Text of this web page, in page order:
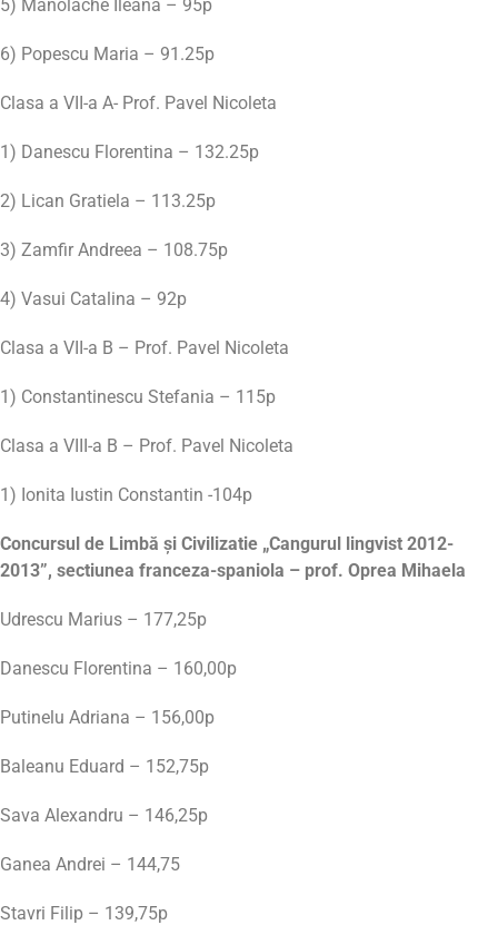
5) Manolache Ileana – 95p
6) Popescu Maria – 91.25p
Clasa a VII-a A- Prof. Pavel Nicoleta
1) Danescu Florentina – 132.25p
2) Lican Gratiela – 113.25p
3) Zamfir Andreea – 108.75p
4) Vasui Catalina – 92p
Clasa a VII-a B – Prof. Pavel Nicoleta
1) Constantinescu Stefania – 115p
Clasa a VIII-a B – Prof. Pavel Nicoleta
1) Ionita Iustin Constantin -104p
Concursul de Limbă şi Civilizatie „Cangurul lingvist 2012-
2013”, sectiunea franceza-spaniola – prof. Oprea Mihaela
Udrescu Marius – 177,25p
Danescu Florentina – 160,00p
Putinelu Adriana – 156,00p
Baleanu Eduard – 152,75p
Sava Alexandru – 146,25p
Ganea Andrei – 144,75
Stavri Filip – 139,75p